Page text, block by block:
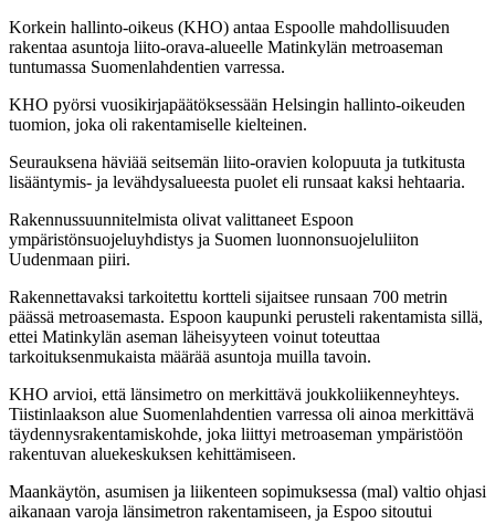
Korkein hallinto-oikeus (KHO) antaa Espoolle mahdollisuuden
rakentaa asuntoja liito-orava-alueelle Matinkylän metroaseman
tuntumassa Suomenlahdentien varressa.
KHO pyörsi vuosikirjapäätöksessään Helsingin hallinto-oikeuden
tuomion, joka oli rakentamiselle kielteinen.
Seurauksena häviää seitsemän liito-oravien kolopuuta ja tutkitusta
lisääntymis- ja levähdysalueesta puolet eli runsaat kaksi hehtaaria.
Rakennussuunnitelmista olivat valittaneet Espoon
ympäristönsuojeluyhdistys ja Suomen luonnonsuojeluliiton
Uudenmaan piiri.
Rakennettavaksi tarkoitettu kortteli sijaitsee runsaan 700 metrin
päässä metroasemasta. Espoon kaupunki perusteli rakentamista sillä,
ettei Matinkylän aseman läheisyyteen voinut toteuttaa
tarkoituksenmukaista määrää asuntoja muilla tavoin.
KHO arvioi, että länsimetro on merkittävä joukkoliikenneyhteys.
Tiistinlaakson alue Suomenlahdentien varressa oli ainoa merkittävä
täydennysrakentamiskohde, joka liittyi metroaseman ympäristöön
rakentuvan aluekeskuksen kehittämiseen.
Maankäytön, asumisen ja liikenteen sopimuksessa (mal) valtio ohjasi
aikanaan varoja länsimetron rakentamiseen, ja Espoo sitoutui